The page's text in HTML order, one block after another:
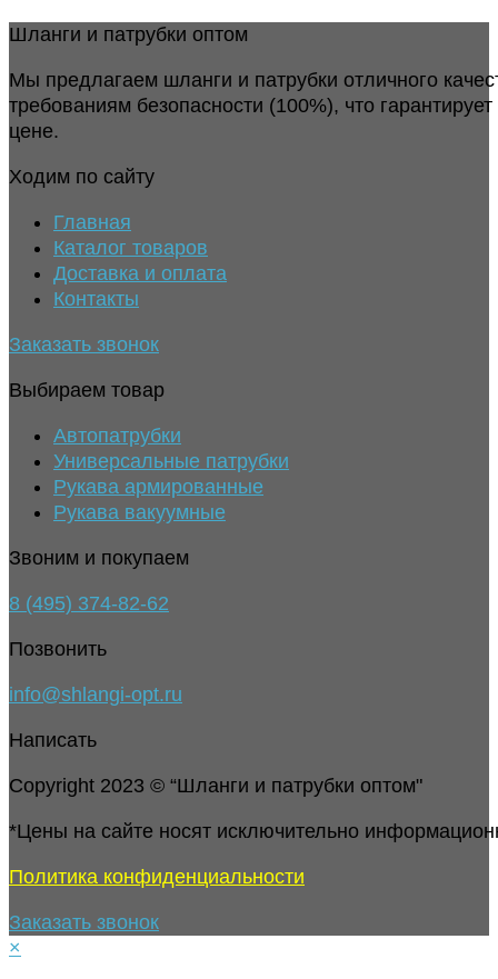
Шланги и патрубки оптом
Мы предлагаем шланги и патрубки отличного
требованиям безопасности (100%), что
цене.
Ходим по сайту
Главная
Каталог товаров
Доставка и оплата
Контакты
Заказать звонок
Выбираем товар
Автопатрубки
Универсальные патрубки
Рукава армированные
Рукава вакуумные
Звоним и покупаем
8 (495) 374-82-62
Позвонить
info@shlangi-opt.ru
Написать
Copyright 2023 © “Шланги и патрубки оптом"
*Цены на сайте носят исключительно
Политика конфиденциальности
Заказать звонок
×